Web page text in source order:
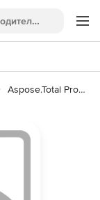
Aspose.Total Product Family